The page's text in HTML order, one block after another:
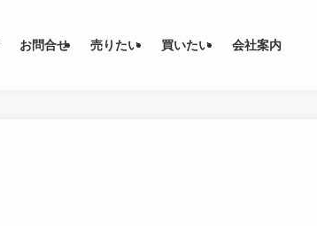
お問合せ 売りたい 買いたい 会社案内